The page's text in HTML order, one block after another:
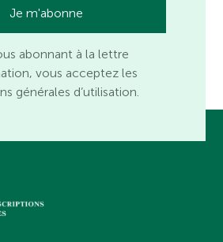
abonnant à la lettre
vous acceptez les
générales d’utilisation.